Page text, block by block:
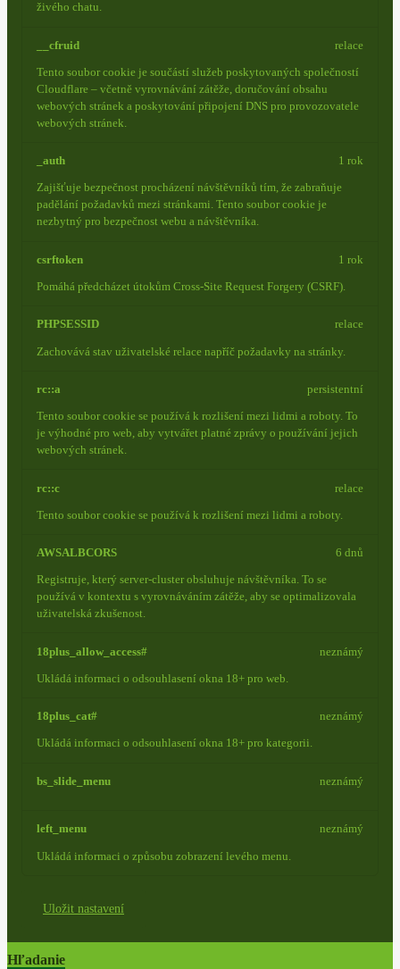
živého chatu.
__cfruid
Tento soubor cookie je součástí služeb poskytovaných společností
Cloudflare – včetně vyrovnávání zátěže, doručování obsahu
webových stránek a poskytování připojení DNS pro provozovatele
webových stránek.
relace
_auth
Zajišťuje bezpečnost procházení návštěvníků tím, že zabraňuje
padělání požadavků mezi stránkami. Tento soubor cookie je
nezbytný pro bezpečnost webu a návštěvníka.
1 rok
csrftoken
Pomáhá předcházet útokům Cross-Site Request Forgery (CSRF).
1 rok
PHPSESSID
Zachovává stav uživatelské relace napříč požadavky na stránky.
relace
rc::a
Tento soubor cookie se používá k rozlišení mezi lidmi a roboty. To
je výhodné pro web, aby vytvářet platné zprávy o používání jejich
webových stránek.
persistentní
rc::c
Tento soubor cookie se používá k rozlišení mezi lidmi a roboty.
relace
AWSALBCORS
Registruje, který server-cluster obsluhuje návštěvníka. To se
používá v kontextu s vyrovnáváním zátěže, aby se optimalizovala
uživatelská zkušenost.
6 dnů
18plus_allow_access#
Ukládá informaci o odsouhlasení okna 18+ pro web.
neznámý
18plus_cat#
Ukládá informaci o odsouhlasení okna 18+ pro kategorii.
neznámý
bs_slide_menu neznámý
left_menu
Ukládá informaci o způsobu zobrazení levého menu.
neznámý
Uložit nastavení
Hľadanie